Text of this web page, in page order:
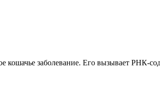
кошачье заболевание. Его вызывает РНК-